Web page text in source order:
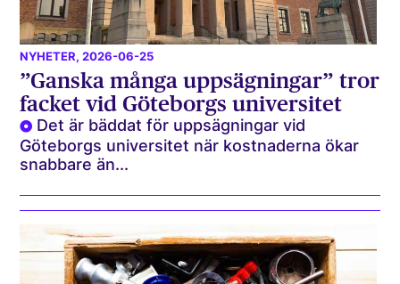
NYHETER, 2026-06-25
”Ganska många uppsägningar” tror
facket vid Göteborgs universitet
Det är bäddat för uppsägningar vid
Göteborgs universitet när kostnaderna ökar
snabbare än...